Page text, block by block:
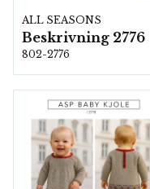
ALL SEASONS
Beskrivning 2776
802-2776